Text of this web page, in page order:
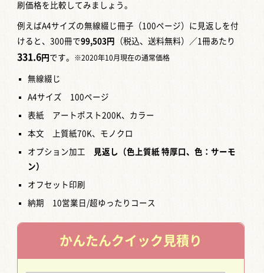
刷価格を比較してみましょう。
例えばA4サイズの無線綴じ冊子（100ページ）に見返しを付
けると、300冊で99,503円 （税込、送料無料）／1冊あたり
331.6円 です。 ※2020年10月現在の通常価格
無線綴じ
A4サイズ 100ページ
表紙 アートポスト200K、カラー
本文 上質紙70K、モノクロ
オプション加工
見返し（色上質紙 特厚口、色：サーモ
ン）
オフセット印刷
納期 10営業日/超ゆったりコース
かんたんクイック見積り